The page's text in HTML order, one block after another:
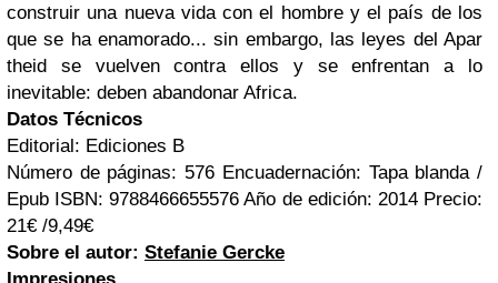
construir una nueva vida con el hombre y el país de los
que se ha enamorado... sin embargo, las leyes del Apar
theid se vuelven contra ellos y se enfrentan a lo
inevitable: deben abandonar Africa.
Datos Técnicos
Editorial: Ediciones B
Número de páginas: 576 Encuadernación: Tapa blanda /
Epub ISBN: 9788466655576 Año de edición: 2014Precio:
21€ /9,49€
Sobre el autor: Stefanie Gercke